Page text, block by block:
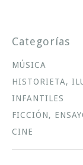
Categorías
MÚSICA
HISTORIETA,
INFANTILES
FICCIÓN,
CINE